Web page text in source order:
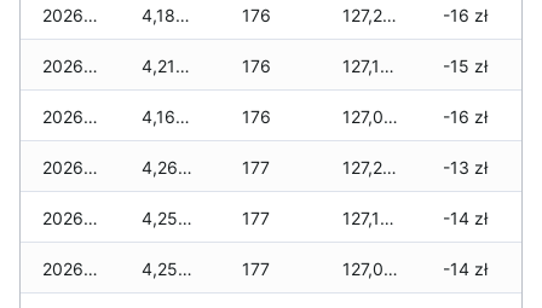
2026-01-09 4,186 zł 176 127,257 zł -16 zł
2026-01-08 4,214 zł 176 127,157 zł -15 zł
2026-01-07 4,164 zł 176 127,021 zł -16 zł
2026-01-06 4,264 zł 177 127,259 zł -13 zł
2026-01-05 4,252 zł 177 127,169 zł -14 zł
2026-01-04 4,252 zł 177 127,085 zł -14 zł